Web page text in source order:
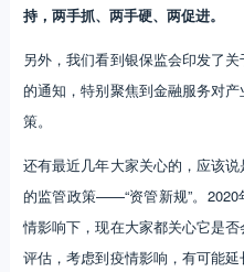
持，两手抓、两手硬、两促进。
另外，我们看到银保监会印发了
的通知，特别聚焦到金融服务对
策。
还有最近几年大家关心的，应该
的监管政策——“资管新规”。
情影响下，现在大家都关心它是
评估，考虑到疫情影响，有可能